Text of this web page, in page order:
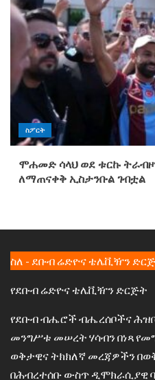
ስፖርት
ሞሐመድ ሳላህ ወደ ቱርኩ
ለማጠናቀቅ ኢስታንቡል ገብቷል
ስለ - ደቡብ ሬድዮና ቴሌቪዥን
የደቡብ ሬድዮና ቴሌቪዥን ድርጅት
የደቡብ ብሔሮች ብሔረሰቦችና
መንግሥቱ መሠረት ሃሳብን በነጻ
ወቅታዊና ትክክለኛ መረጃዎችን
በሕብረተሰቡ ውስጥ ዲሞክራሲያዊ